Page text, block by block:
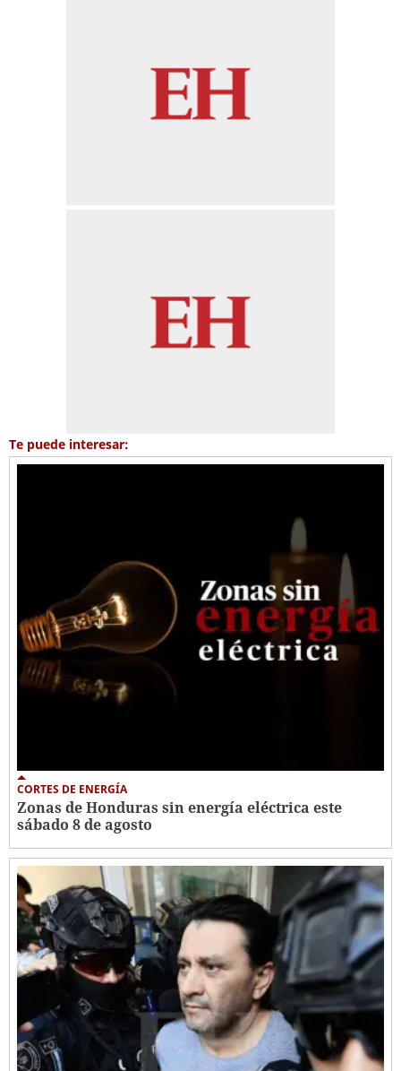
Te puede interesar:
CORTES DE ENERGÍA
Zonas de Honduras sin energía eléctrica este
sábado 8 de agosto